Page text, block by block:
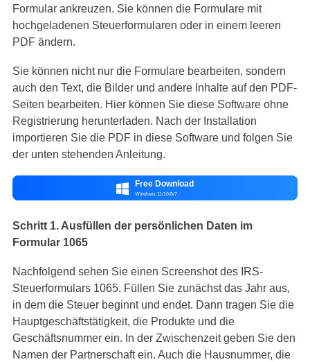
Formular ankreuzen. Sie können die Formulare mit
hochgeladenen Steuerformularen oder in einem leeren
PDF ändern.
Sie können nicht nur die Formulare bearbeiten, sondern
auch den Text, die Bilder und andere Inhalte auf den PDF-
Seiten bearbeiten. Hier können Sie diese Software ohne
Registrierung herunterladen. Nach der Installation
importieren Sie die PDF in diese Software und folgen Sie
der unten stehenden Anleitung.
 Free Download
Windows 11/10/8/7
Schritt 1. Ausfüllen der persönlichen Daten im
Formular 1065
Nachfolgend sehen Sie einen Screenshot des IRS-
Steuerformulars 1065. Füllen Sie zunächst das Jahr aus,
in dem die Steuer beginnt und endet. Dann tragen Sie die
Hauptgeschäftstätigkeit, die Produkte und die
Geschäftsnummer ein. In der Zwischenzeit geben Sie den
Namen der Partnerschaft ein. Auch die Hausnummer, die